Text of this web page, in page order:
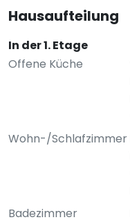
Hausaufteilung
In der 1. Etage
Offene Küche
Wohn-/Schlafzimmer
Badezimmer